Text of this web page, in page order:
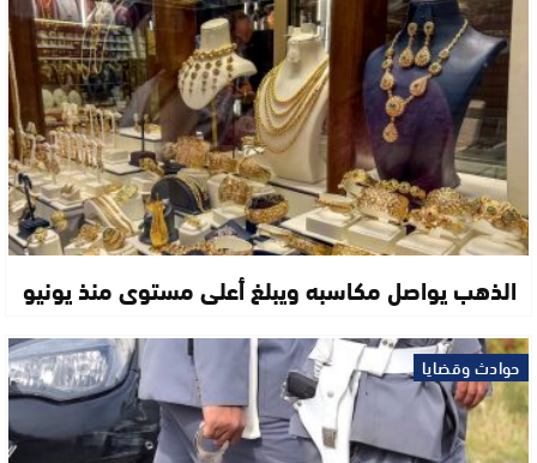
الذهب يواصل مكاسبه ويبلغ أعلى مستوى منذ يونيو
حوادث وقضايا